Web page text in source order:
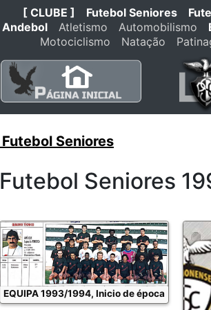
[ CLUBE ] Futebol Seniores
Andebol
Atletismo Automobilismo
Motociclismo
Natação
Futebol Seniores
Futebol Seniores
EQUIPA 1993/1994, Inicio de época